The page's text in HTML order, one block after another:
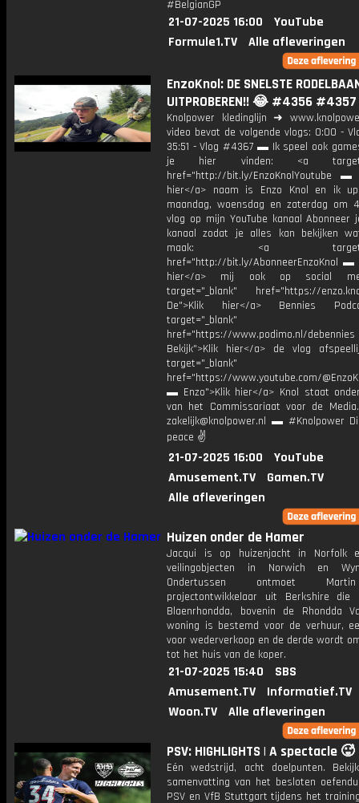
#BelgianGP
21-07-2025 16:00
YouTube
Formule1.TV
Alle afleveringen
EnzoKnol: DE SNELSTE
UITPROBEREN!! 😂 #4356 #4357
Knolpower kledinglijn ➜
video bevat de volgende vlogs: 0:00 -
35:51 - Vlog #4367 ▬ Ik speel ook
je hier vinden: <a
href="http://bit.ly/EnzoKnolYoutube ▬
hier</a> naam is Enzo Knol en ik
maandag, woensdag en zaterdag om
vlog op mijn YouTube kanaal Abonneer
kanaal zodat je alles kan bekijken
maak: <a
href="http://bit.ly/AbonneerEnzoKnol ▬
hier</a> mij ook op social
target="_blank" href="https://
De">Klik hier</a> Bennies
target="_blank"
href="https://www.podimo.nl/debennies
Bekijk">Klik hier</a> de vlog
target="_blank"
href="https://www.youtube.com/
▬ Enzo">Klik hier</a> Knol staat
van het Commissariaat voor de
zakelijk@knolpower.nl ▬ #Knolpower
peace ✌
21-07-2025 16:00
YouTube
Amusement.TV
Gamen.TV
Alle afleveringen
Huizen onder de Hamer
Jacqui is op huizenjacht in Norfolk
veilingobjecten in Norwich en
Ondertussen ontmoet
projectontwikkelaar uit Berkshire
Blaenrhondda, bovenin de Rhondda
woning is bestemd voor de verhuur,
voor wederverkoop en de derde wordt
tot het huis van de koper.
21-07-2025 15:40
SBS
Amusement.TV
Informatief.TV
Woon.TV
Alle afleveringen
PSV: HIGHLIGHTS | A spectacle 🥵
Eén wedstrijd, acht doelpunten.
samenvatting van het besloten
PSV en VfB Stuttgart tijdens het